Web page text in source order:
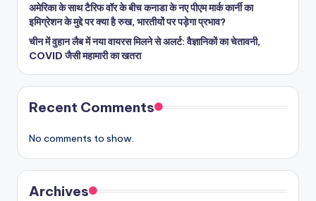
अमेरिका के साथ टैरिफ वॉर के बीच कनाडा के नए पीएम मार्क कार्नी का
इमिग्रेशन के मुद्दे पर क्या है रुख, भारतीयों पर पड़ेगा प्रभाव?
चीन में वुहान लैब में नया वायरस मिलने से अलर्ट: वैज्ञानिकों का चेतावनी,
COVID जैसी महामारी का खतरा
Recent Comments
No comments to show.
Archives